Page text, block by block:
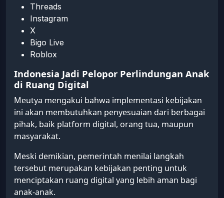
Threads
Instagram
X
Bigo Live
Roblox
Indonesia Jadi Pelopor Perlindungan Anak
di Ruang Digital
Meutya mengakui bahwa implementasi kebijakan
ini akan membutuhkan penyesuaian dari berbagai
pihak, baik platform digital, orang tua, maupun
masyarakat.
Meski demikian, pemerintah menilai langkah
tersebut merupakan kebijakan penting untuk
menciptakan ruang digital yang lebih aman bagi
anak-anak.